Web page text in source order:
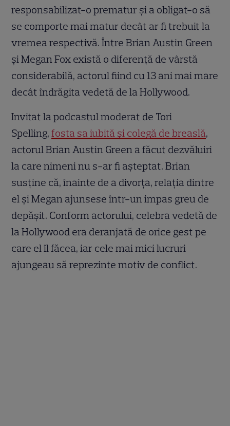
responsabilizat-o prematur și a obligat-o să
se comporte mai matur decât ar fi trebuit la
vremea respectivă. Între Brian Austin Green
și Megan Fox există o diferență de vârstă
considerabilă, actorul fiind cu 13 ani mai mare
decât îndrăgita vedetă de la Hollywood.
Invitat la podcastul moderat de Tori
Spelling,fosta sa iubită și colegă de breaslă,
actorul Brian Austin Green a făcut dezvăluiri
la care nimeni nu s-ar fi așteptat. Brian
susține că, înainte de a divorța, relația dintre
el și Megan ajunsese într-un impas greu de
depășit. Conform actorului, celebra vedetă de
la Hollywood era deranjată de orice gest pe
care el îl făcea, iar cele mai mici lucruri
ajungeau să reprezinte motiv de conflict.